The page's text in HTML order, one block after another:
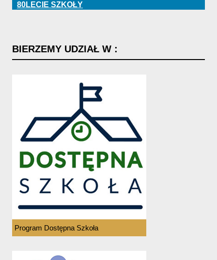
80LECIE SZKOŁY
BIERZEMY UDZIAŁ W :
Program Dostępna Szkoła